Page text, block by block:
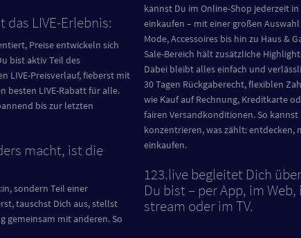
LIVE-Erlebnis:
Preise entwickeln sich
bist aktiv Teil des
LIVE-Preisverlauf, fieberst mit
besten LIVE-Rabatt für alle.
bis zur letzten
macht, ist die
sondern Teil einer
tauschst Dich aus, stellst
gemeinsam mit anderen. So
kannst Du im Online-Shop jederzeit
einkaufen – mit einer großen
Mode, Accessoires bis hin zu Haus &
Sale-Bereich hält zusätzliche
Dabei bleibt alles einfach und
30 Tagen Rückgaberecht, flexiblen
wie Kauf auf Rechnung, Kreditkarte
fairen Versandkonditionen. So kannst
konzentrieren, was zählt: entdecken,
einkaufen.
123.live begleitet Dich
Du bist – per App, im Web,
stream oder im TV.